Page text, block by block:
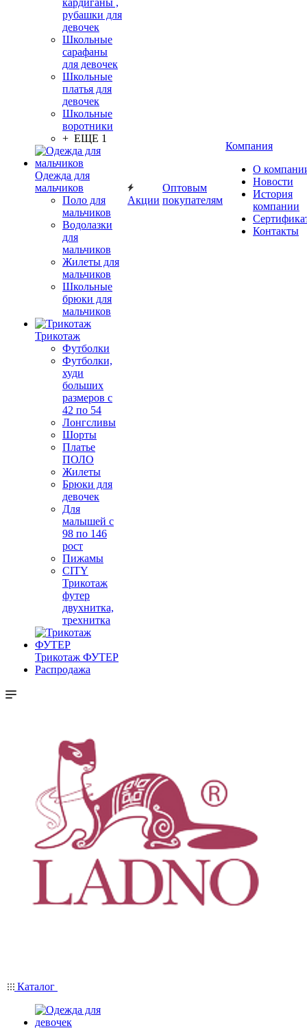
кардиганы ,
рубашки для
девочек
Школьные
сарафаны
для девочек
Школьные
платья для
девочек
Школьные
воротники
+ ЕЩЕ 1
Одежда для
мальчиков
Поло для
мальчиков
Водолазки
для
мальчиков
Жилеты для
мальчиков
Школьные
брюки для
мальчиков
Трикотаж
Футболки
Футболки,
худи
больших
размеров с
42 по 54
Лонгсливы
Шорты
Платье
ПОЛО
Жилеты
Брюки для
девочек
Для
малышей с
98 по 146
рост
Пижамы
CITY
Трикотаж
футер
двухнитка,
трехнитка
Трикотаж ФУТЕР
Распродажа
Акции
Оптовым
покупателям
Компания
О
Новости
История
компании
Контакты
Каталог